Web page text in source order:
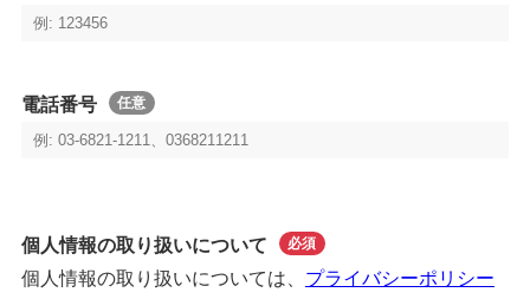
電話番号 任意
個人情報の取り扱いについて 必須
個人情報の取り扱いについては、 プライバシーポリシー